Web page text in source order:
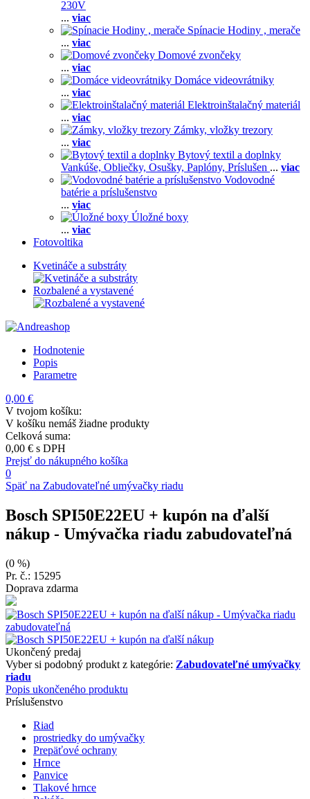
230V
... viac
Spínacie Hodiny , merače
... viac
Domové zvončeky
... viac
Domáce videovrátniky
... viac
Elektroinštalačný materiál
... viac
Zámky, vložky trezory
... viac
Bytový textil a doplnky
Vankúše, Obliečky, Osušky, Paplóny, Príslušen ... viac
Vodovodné
batérie a príslušenstvo
... viac
Úložné boxy
... viac
Fotovoltika
Kvetináče a substráty
Rozbalené a vystavené
Hodnotenie
Popis
Parametre
0,00 €
V tvojom košíku:
V košíku nemáš žiadne produkty
Celková suma:
0,00 € s DPH
Prejsť do nákupného košíka
0
Späť na Zabudovateľné umývačky riadu
Bosch SPI50E22EU + kupón na ďalší
nákup - Umývačka riadu zabudovateľná
(0 %)
Pr. č.: 15295
Doprava zdarma
Ukončený predaj
Vyber si podobný produkt z kategórie: Zabudovateľné umývačky
riadu
Popis ukončeného produktu
Príslušenstvo
Riad
prostriedky do umývačky
Prepäťové ochrany
Hrnce
Panvice
Tlakové hrnce